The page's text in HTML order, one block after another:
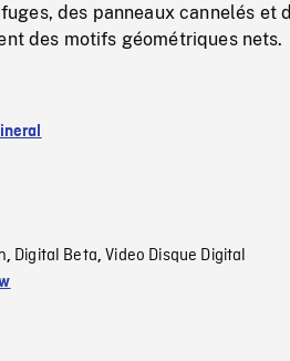
des panneaux cannelés et
des motifs géométriques nets.
, Digital Beta,Video Disque Digital